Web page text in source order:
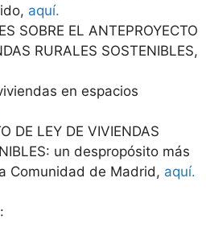
aquí.
SOBRE EL ANTEPROYECTO
RURALES SOSTENIBLES,
en espacios
DE LEY DE VIVIENDAS
un despropósito más
Comunidad de Madrid, aquí.